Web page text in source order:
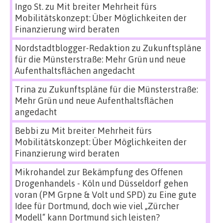
Ingo St.zu Mit breiter Mehrheit fürs
Mobilitätskonzept: Über Möglichkeiten der
Finanzierung wird beraten
Nordstadtblogger-Redaktion zu Zukunftspläne
für die Münsterstraße: Mehr Grün und neue
Aufenthaltsflächen angedacht
Trina zu Zukunftspläne für die Münsterstraße:
Mehr Grün und neue Aufenthaltsflächen
angedacht
Bebbi zu Mit breiter Mehrheit fürs
Mobilitätskonzept: Über Möglichkeiten der
Finanzierung wird beraten
Mikrohandel zur Bekämpfung des Offenen
Drogenhandels - Köln und Düsseldorf gehen
voran (PM Grpne & Volt und SPD) zu Eine gute
Idee für Dortmund, doch wie viel „Zürcher
Modell“ kann Dortmund sich leisten?